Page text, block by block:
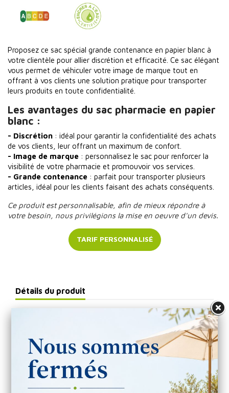
Proposez ce sac spécial grande contenance en papier blanc à
votre clientèle pour allier discrétion et efficacité. Ce sac élégant
vous permet de véhiculer votre image de marque tout en
offrant à vos clients une solution pratique pour transporter
leurs produits en toute confidentialité.
Les avantages du sac pharmacie en papier
blanc :
- Discrétion : idéal pour garantir la confidentialité des achats
de vos clients, leur offrant un maximum de confort.
- Image de marque : personnalisez le sac pour renforcer la
visibilité de votre pharmacie et promouvoir vos services.
- Grande contenance : parfait pour transporter plusieurs
articles, idéal pour les clients faisant des achats conséquents.
Ce produit est personnalisable, afin de mieux répondre à
votre besoin, nous privilégions la mise en oeuvre d'un devis.
TARIF PERSONNALISÉ
Détails du produit
Matière : Papier
Largeur :
Longueur : 54 cm